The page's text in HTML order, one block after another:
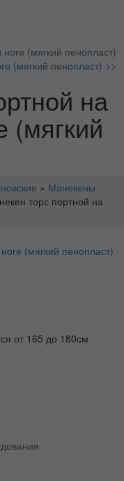
(мягкий пенопласт)
(мягкий пенопласт) >>
на
(мягкий
» Манекены
торс портной на
от 165 до 180см